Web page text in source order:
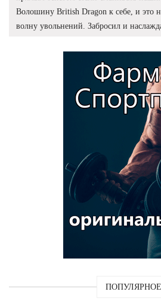
Волошину British Dragon к себе, и это
волну увольнений. Забросил и
ПОПУЛЯРНОЕ